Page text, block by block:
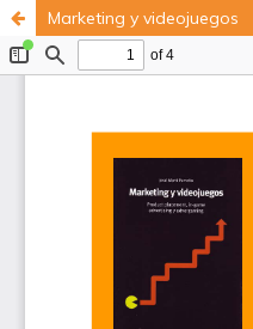
Marketing y videojuegos